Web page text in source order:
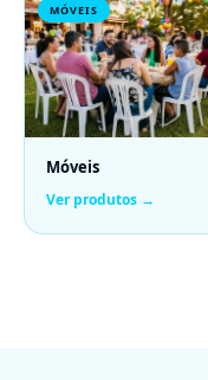
MÓVEIS
Móveis
Ver produtos →